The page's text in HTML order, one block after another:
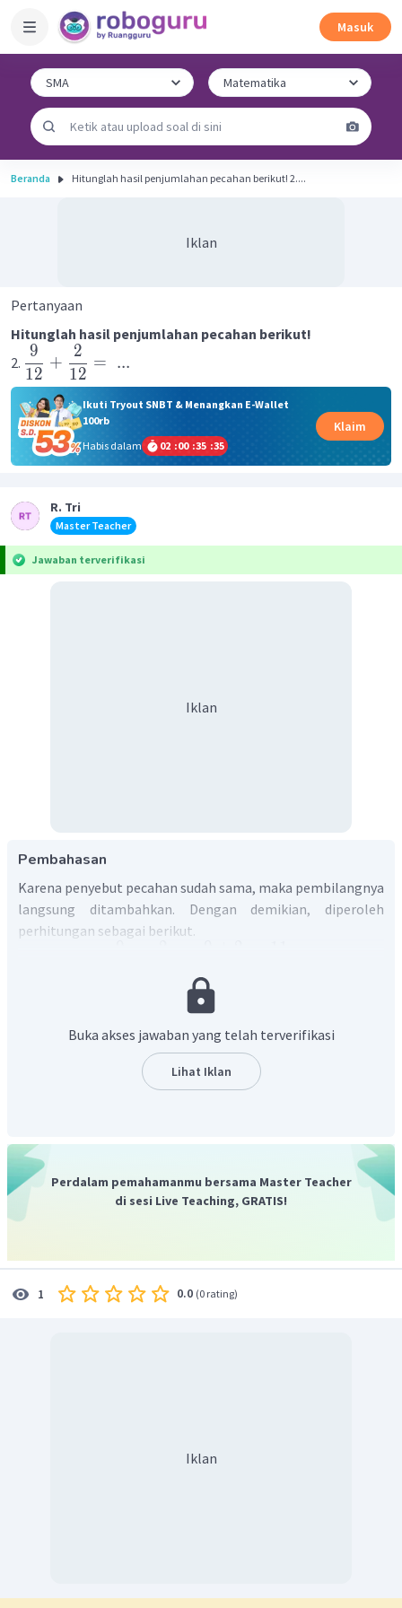
Masuk
Beranda Hitunglah hasil penjumlahan pecahan berikut! 2....
Iklan
Pertanyaan
Hitunglah hasil penjumlahan pecahan berikut!
2.
12
9
+
12
2
= ...
Ikuti Tryout SNBT & Menangkan E-Wallet
100rb
Habis dalam
02 :00 :35 :35
Klaim
R. Tri
Master Teacher
Jawaban terverifikasi
Iklan
Pembahasan
Karena penyebut pecahan sudah sama, maka pembilangnya
langsung ditambahkan. Dengan demikian, diperoleh
perhitungan sebagai berikut.
Buka akses jawaban yang telah terverifikasi
Lihat Iklan
Perdalam pemahamanmu bersama Master Teacher
di sesi Live Teaching, GRATIS!
1 0.0 (0 rating)
Iklan